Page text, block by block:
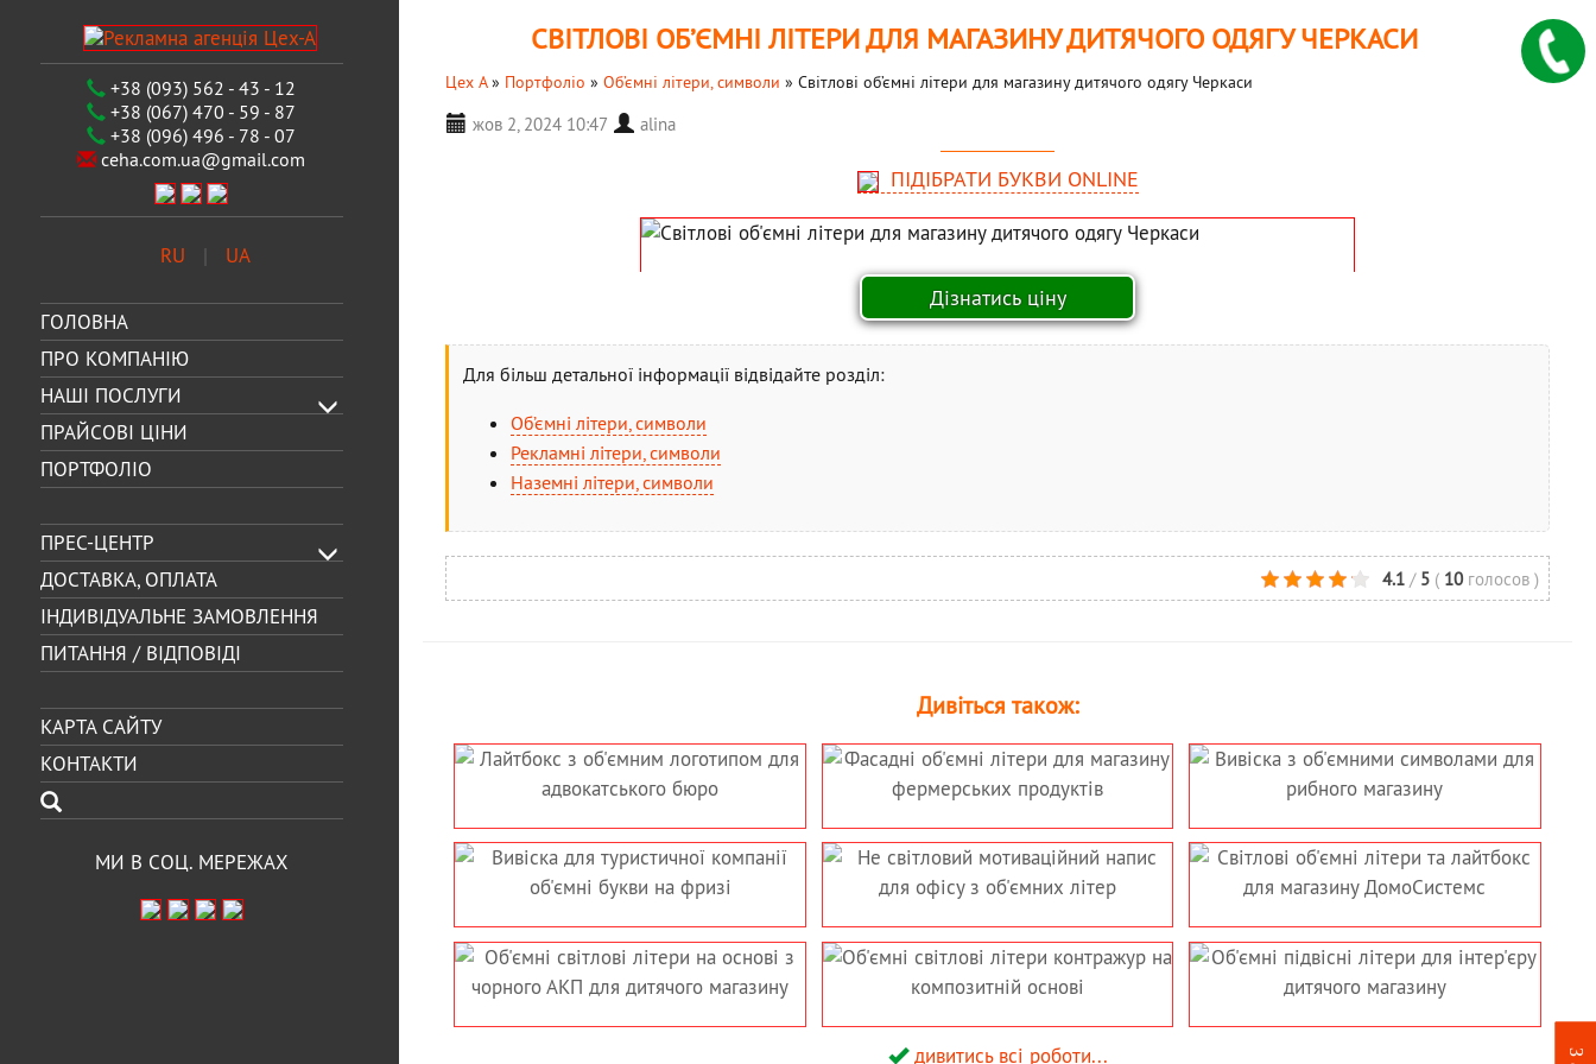
+38 (093) 562 - 43 - 12
+38 (067) 470 - 59 - 87
+38 (096) 496 - 78 - 07
ceha.com.ua@gmail.com
RU UA
ГОЛОВНА
ПРО КОМПАНІЮ
НАШІ ПОСЛУГИ
ПРАЙСОВІ ЦІНИ
ПОРТФОЛІО
ПРЕС-ЦЕНТР
ДОСТАВКА, ОПЛАТА
ІНДИВІДУАЛЬНЕ ЗАМОВЛЕННЯ
ПИТАННЯ / ВІДПОВІДІ
КАРТА САЙТУ
КОНТАКТИ
МИ В СОЦ. МЕРЕЖАХ
СВІТЛОВІ ОБ’ЄМНІ ЛІТЕРИ ДЛЯ МАГАЗИНУ ДИТЯЧОГО ОДЯГУ ЧЕРКАСИ
Цех А» Портфоліо » Об’ємні літери, символи » Світлові об’ємні літери для магазину дитячого одягу Черкаси
жов 2, 2024 10:47 alina
ПІДІБРАТИ БУКВИ ONLINE
Для більш детальної інформації відвідайте розділ:
Об’ємні літери, символи
Рекламні літери, символи
Наземні літери, символи
4.1 / 5 ( 10 голосов)
Дивіться також:
ЛАЙТБОКС З ОБ’ЄМНИМ
ЛОГОТИПОМ ДЛЯ
ФАСАДНІ ОБ’ЄМНІ ЛІТЕРИ
ФЕРМЕРСЬКИХ ПРОДУКТІВ
ВИВІСКА З ОБ’ЄМНИМИ
СИМВОЛАМИ ДЛЯ РИБНОГО
МАГАЗИНУ
ОБ’ЄМНІ БУКВИ
НЕ СВІТЛОВИЙ
ДЛЯ ОФІСУ З ОБ’ЄМНИХ
ЛІТЕР
СВІТЛОВІ ОБ’ЄМНІ ЛІТЕРИ
МАГАЗИНУ ДОМОСИСТЕМС
ОБ’ЄМНІ СВІТЛОВІ ЛІТЕРИ
КОНТРАЖУР НА
КОМПОЗИТНІЙ ОСНОВІ
ОБ’ЄМНІ ПІДВІСНІ ЛІТЕРИ
ДЛЯ ІНТЕР’ЄРУ ДИТЯЧОГО
МАГАЗИНУ
дивитись всі роботи...